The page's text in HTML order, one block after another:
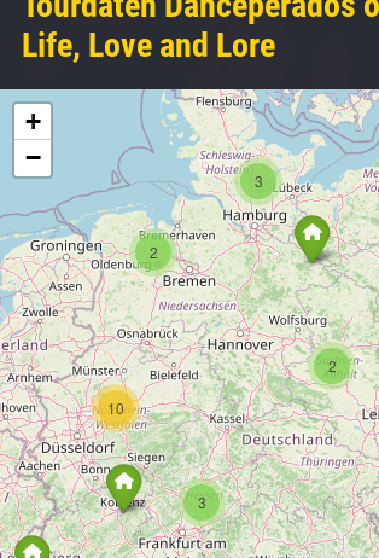
Life, Love and Lore
2
3
3
2
10
+
−